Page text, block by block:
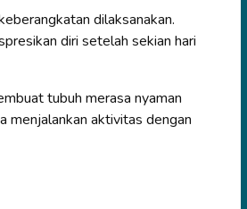
dilaksanakan.
diri setelah sekian hari
tubuh merasa nyaman
menjalankan aktivitas dengan